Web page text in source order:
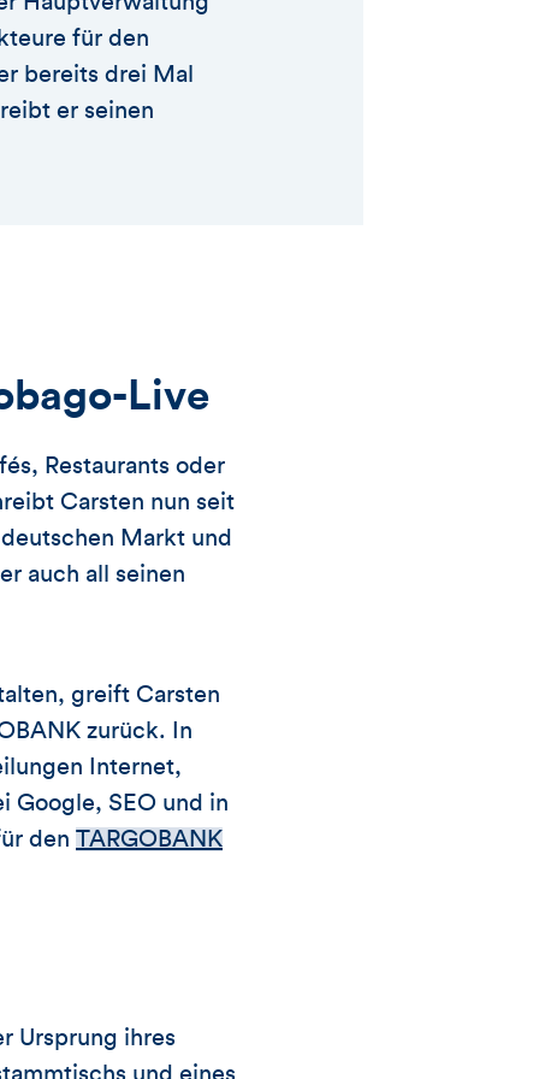
für den
bereits drei Mal
er seinen
Live
Restaurants oder
Carsten nun seit
Markt und
auch all seinen
greift Carsten
zurück. In
Internet,
Google, SEO und in
den TARGOBANK
Ursprung ihres